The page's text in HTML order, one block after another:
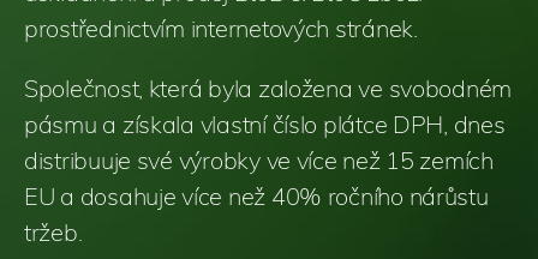
prostřednictvím internetových stránek.
Společnost, která byla založena ve svobodném
pásmu a získala vlastní číslo plátce DPH, dnes
distribuuje své výrobky ve více než 15 zemích
EU a dosahuje více než 40% ročního nárůstu
tržeb.